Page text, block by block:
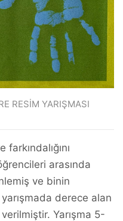
RESİM YARIŞMASI
arasında
ve binin
derece alan
Yarışma 5-